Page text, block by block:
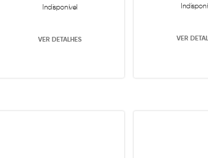
Indisponível
VER DETALHES VER